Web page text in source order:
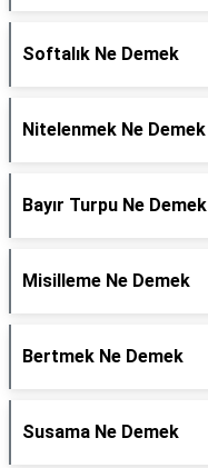
Softalık Ne Demek
Nitelenmek Ne Demek
Bayır Turpu Ne Demek
Misilleme Ne Demek
Bertmek Ne Demek
Susama Ne Demek